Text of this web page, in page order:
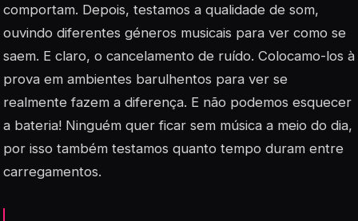
comportam. Depois, testamos a qualidade de som,
ouvindo diferentes géneros musicais para ver como se
saem. E claro, o cancelamento de ruído. Colocamo-los à
prova em ambientes barulhentos para ver se
realmente fazem a diferença. E não podemos esquecer
a bateria! Ninguém quer ficar sem música a meio do dia,
por isso também testamos quanto tempo duram entre
carregamentos.